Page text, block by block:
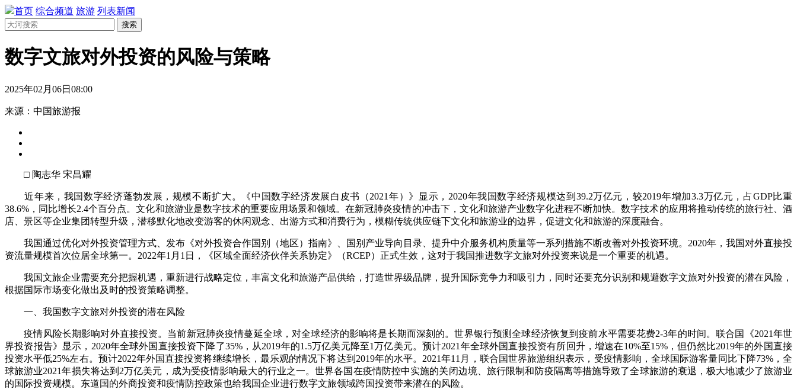
首页 综合频道 旅游 列表新闻
搜索
数字文旅对外投资的风险与策略
2025年02月06日08:00
来源：中国旅游报
□ 陶志华 宋昌耀
近年来，我国数字经济蓬勃发展，规模不断扩大。《中国数字经济发展白皮书（2021年）》显示，2020年我国数字经济规模达到39.2万亿元，较2019年增加3.3万亿元，占GDP比重
38.6%，同比增长2.4个百分点。文化和旅游业是数字技术的重要应用场景和领域。在新冠肺炎疫情的冲击下，文化和旅游产业数字化进程不断加快。数字技术的应用将推动传统的旅行社、酒
店、景区等企业集团转型升级，潜移默化地改变游客的休闲观念、出游方式和消费行为，模糊传统供应链下文化和旅游业的边界，促进文化和旅游的深度融合。
我国通过优化对外投资管理方式、发布《对外投资合作国别（地区）指南》、国别产业导向目录、提升中介服务机构质量等一系列措施不断改善对外投资环境。2020年，我国对外直接投
资流量规模首次位居全球第一。2022年1月1日，《区域全面经济伙伴关系协定》（RCEP）正式生效，这对于我国推进数字文旅对外投资来说是一个重要的机遇。
我国文旅企业需要充分把握机遇，重新进行战略定位，丰富文化和旅游产品供给，打造世界级品牌，提升国际竞争力和吸引力，同时还要充分识别和规避数字文旅对外投资的潜在风险，
根据国际市场变化做出及时的投资策略调整。
一、我国数字文旅对外投资的潜在风险
疫情风险长期影响对外直接投资。当前新冠肺炎疫情蔓延全球，对全球经济的影响将是长期而深刻的。世界银行预测全球经济恢复到疫前水平需要花费2-3年的时间。联合国《2021年世
界投资报告》显示，2020年全球外国直接投资下降了35%，从2019年的1.5万亿美元降至1万亿美元。预计2021年全球外国直接投资有所回升，增速在10%至15%，但仍然比2019年的外国直接
投资水平低25%左右。预计2022年外国直接投资将继续增长，最乐观的情况下将达到2019年的水平。2021年11月，联合国世界旅游组织表示，受疫情影响，全球国际游客量同比下降73%，全
球旅游业2021年损失将达到2万亿美元，成为受疫情影响最大的行业之一。世界各国在疫情防控中实施的关闭边境、旅行限制和防疫隔离等措施导致了全球旅游的衰退，极大地减少了旅游业
的国际投资规模。东道国的外商投资和疫情防控政策也给我国企业进行数字文旅领域跨国投资带来潜在的风险。